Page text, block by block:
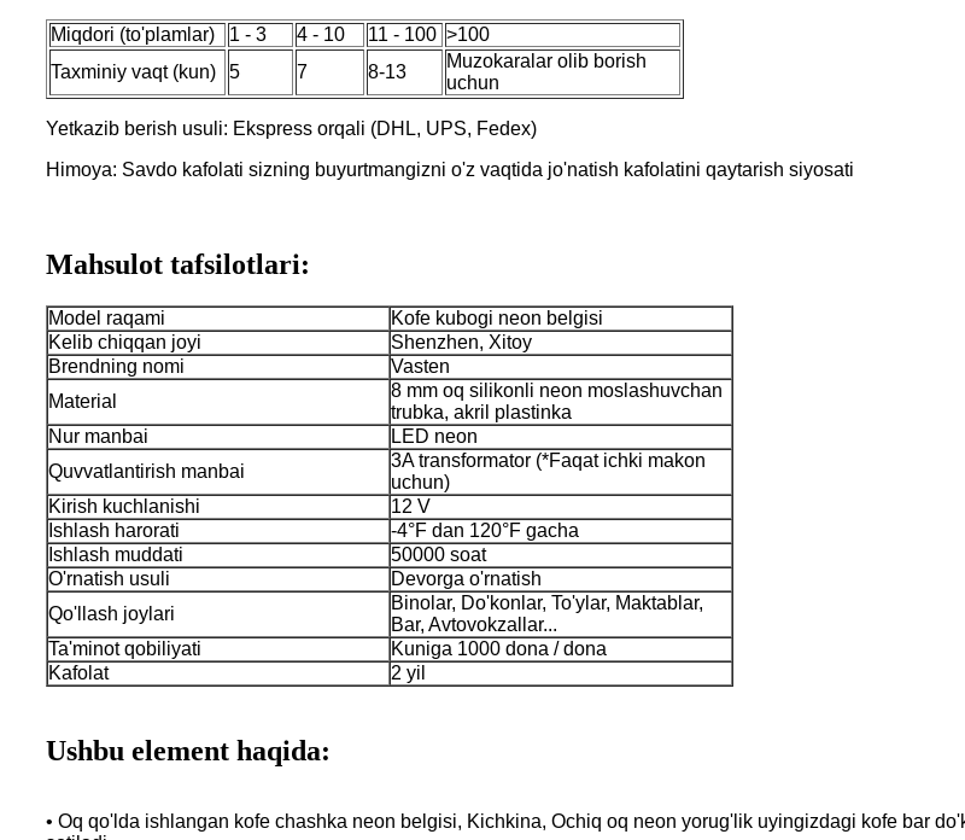
Miqdori (to'plamlar) 1 - 3 4 - 10 11 - 100 >100
Taxminiy vaqt (kun)
5 7 8-13
Muzokaralar olib borish
uchun
Yetkazib berish usuli: Ekspress orqali (DHL, UPS, Fedex)
Himoya: Savdo kafolati sizning buyurtmangizni o'z vaqtida jo'natish kafolatini qaytarish siyosati
Mahsulot tafsilotlari:
Model raqami
Kofe kubogi neon belgisi
Kelib chiqqan joyi
Shenzhen, Xitoy
Brendning nomi
Vasten
Material
8 mm oq silikonli neon moslashuvchan
trubka, akril plastinka
Nur manbai
LED neon
Quvvatlantirish manbai
3A transformator (*Faqat ichki makon
uchun)
Kirish kuchlanishi
12 V
Ishlash harorati
-4°F dan 120°F gacha
Ishlash muddati
50000 soat
O'rnatish usuli
Devorga o'rnatish
Qo'llash joylari
Binolar, Do'konlar, To'ylar, Maktablar,
Bar, Avtovokzallar...
Ta'minot qobiliyati
Kuniga 1000 dona / dona
Kafolat
2 yil
Ushbu element haqida:
• Oq qo'lda ishlangan kofe chashka neon belgisi, Kichkina, Ochiq oq neon yorug'lik uyingizdagi kofe bar